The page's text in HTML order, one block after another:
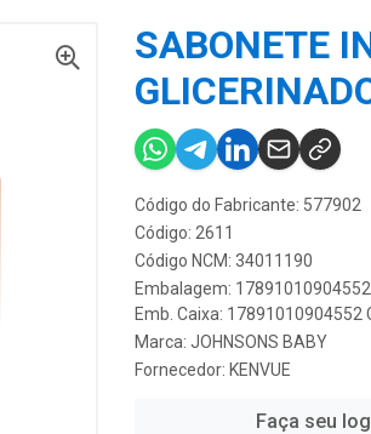
SABONETE
Código do Fabricante: 577902
Código: 2611
Código NCM: 34011190
Embalagem: 17891010904552
Emb. Caixa: 17891010904552
Marca: JOHNSONS BABY
Fornecedor: KENVUE
Faça seu